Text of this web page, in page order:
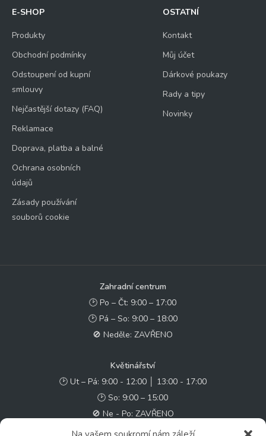
E-SHOP
Produkty
Obchodní podmínky
Odstoupení od kupní
smlouvy
Nejčastější dotazy (FAQ)
Reklamace
Doprava, platba a balné
Ochrana osobních
údajů
Zásady používání
souborů cookie
OSTATNÍ
Kontakt
Můj účet
Dárkové poukazy
Rady a tipy
Novinky
Zahradní centrum
🕑 Po – Čt: 9:00 – 17:00
🕑 Pá – So: 9:00 – 18:00
🚫 Neděle: ZAVŘENO
Květinářství
🕑 Ut – Pá: 9:00 - 12:00 │ 13:00 - 17:00
🕑 So: 9:00 – 15:00
🚫 Ne - Po: ZAVŘENO